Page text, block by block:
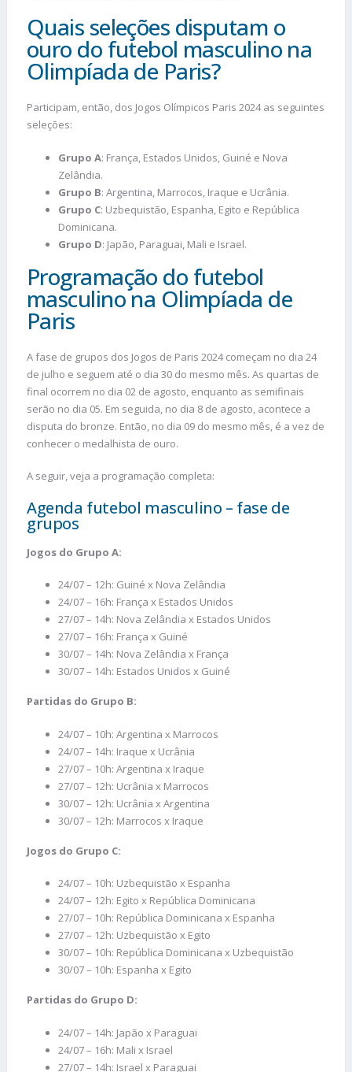
Quais seleções disputam o
ouro do futebol masculino na
Olimpíada de Paris?
Participam, então, dos Jogos Olímpicos Paris 2024 as seguintes
seleções:
Grupo A: França, Estados Unidos, Guiné e Nova
Zelândia.
Grupo B: Argentina, Marrocos, Iraque e Ucrânia.
Grupo C: Uzbequistão, Espanha, Egito e República
Dominicana.
Grupo D: Japão, Paraguai, Mali e Israel.
Programação do futebol
masculino na Olimpíada de
Paris
A fase de grupos dos Jogos de Paris 2024 começam no dia 24
de julho e seguem até o dia 30 do mesmo mês. As quartas de
final ocorrem no dia 02 de agosto, enquanto as semifinais
serão no dia 05. Em seguida, no dia 8 de agosto, acontece a
disputa do bronze. Então, no dia 09 do mesmo mês, é a vez de
conhecer o medalhista de ouro.
A seguir, veja a programação completa:
Agenda futebol masculino – fase de
grupos
Jogos do Grupo A:
24/07 – 12h: Guiné x Nova Zelândia
24/07 – 16h: França x Estados Unidos
27/07 – 14h: Nova Zelândia x Estados Unidos
27/07 – 16h: França x Guiné
30/07 – 14h: Nova Zelândia x França
30/07 – 14h: Estados Unidos x Guiné
Partidas do Grupo B:
24/07 – 10h: Argentina x Marrocos
24/07 – 14h: Iraque x Ucrânia
27/07 – 10h: Argentina x Iraque
27/07 – 12h: Ucrânia x Marrocos
30/07 – 12h: Ucrânia x Argentina
30/07 – 12h: Marrocos x Iraque
Jogos do Grupo C:
24/07 – 10h: Uzbequistão x Espanha
24/07 – 12h: Egito x República Dominicana
27/07 – 10h: República Dominicana x Espanha
27/07 – 12h: Uzbequistão x Egito
30/07 – 10h: República Dominicana x Uzbequistão
30/07 – 10h: Espanha x Egito
Partidas do Grupo D:
24/07 – 14h: Japão x Paraguai
24/07 – 16h: Mali x Israel
27/07 – 14h: Israel x Paraguai